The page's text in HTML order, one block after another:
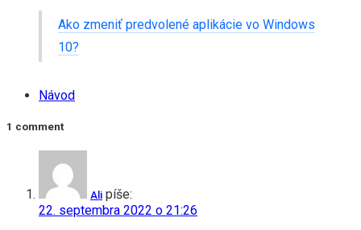
Ako zmeniť predvolené aplikácie vo Windows
10?
Návod
1 comment
Ali píše:
22. septembra 2022 o 21:26